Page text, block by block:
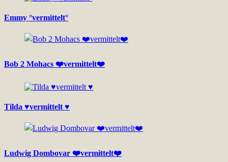
Emmy °vermittelt°
Bob 2 Mohacs ❤️vermittelt❤️
Tilda ♥vermittelt ♥
Ludwig Dombovar ❤️vermittelt❤️